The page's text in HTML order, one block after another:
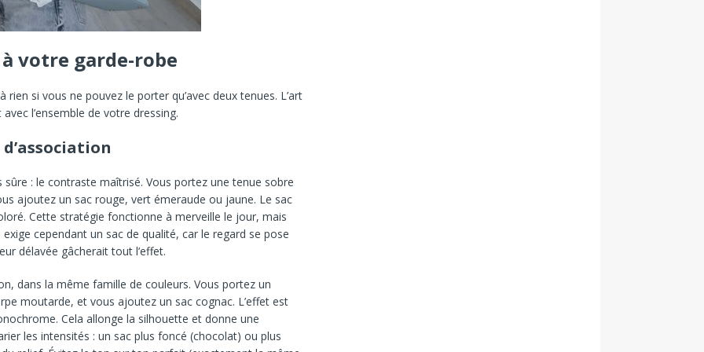
votre garde-robe
si vous ne pouvez le porter qu’avec deux tenues. L’art
l’ensemble de votre dressing.
: le contraste maîtrisé. Vous portez une tenue sobre
ajoutez un sac rouge, vert émeraude ou jaune. Le sac
Cette stratégie fonctionne à merveille le jour, mais
cependant un sac de qualité, car le regard se pose
délavée gâcherait tout l’effet.
dans la même famille de couleurs. Vous portez un
moutarde, et vous ajoutez un sac cognac. L’effet est
Cela allonge la silhouette et donne une
les intensités : un sac plus foncé (chocolat) ou plus